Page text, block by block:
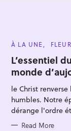
C
T
E
G
O
R
I
E
S
À LA UNE
L’essentiel
monde
le Christ
humbles. Notre
dérange l'ordre
Read More
S
e